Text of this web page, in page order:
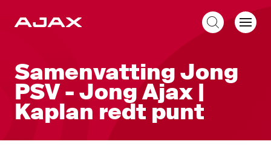
Samenvatting Jong
PSV - Jong Ajax |
Kaplan redt punt